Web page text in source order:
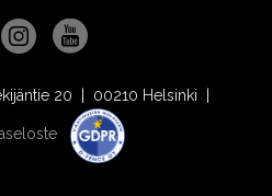
20 | 00210 Helsinki |